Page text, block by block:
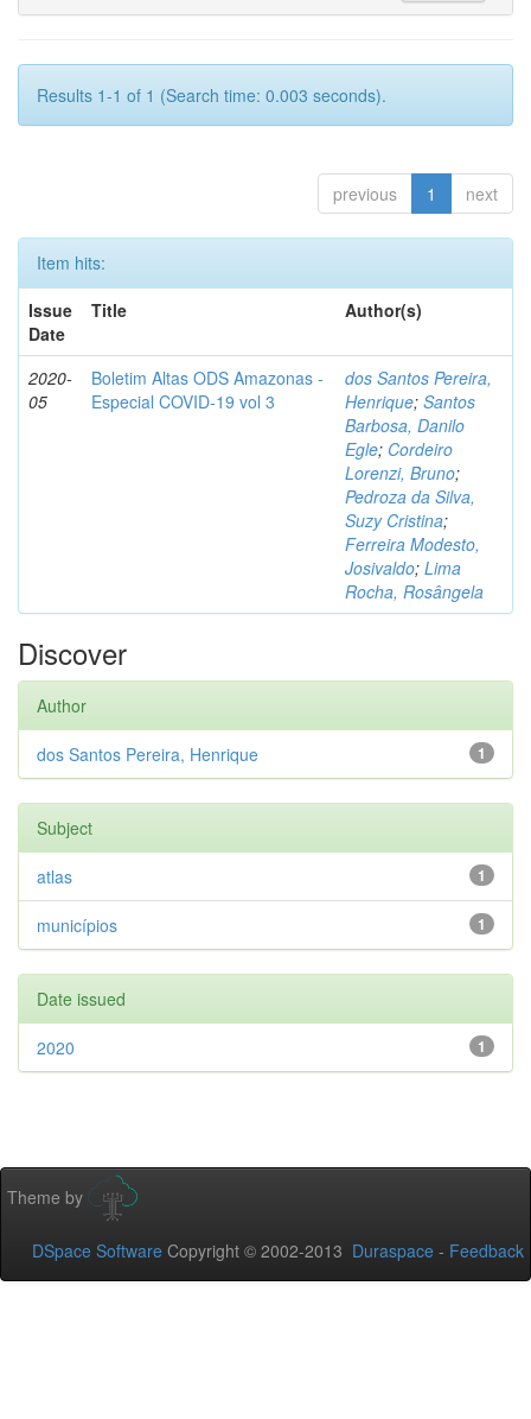
Results 1-1 of 1 (Search time: 0.003 seconds).
previous 1 next
Item hits:
Issue
Date
Title Author(s)
2020-
05
Boletim Altas ODS Amazonas -
Especial COVID-19 vol 3
dos Santos Pereira,
Henrique; Santos
Barbosa, Danilo
Egle; Cordeiro
Lorenzi, Bruno;
Pedroza da Silva,
Suzy Cristina;
Ferreira Modesto,
Josivaldo; Lima
Rocha, Rosângela
Discover
Author
1
dos Santos Pereira, Henrique
Subject
1
atlas
1
municípios
Date issued
1
2020
Theme by
DSpace Software Copyright © 2002-2013 Duraspace - Feedback